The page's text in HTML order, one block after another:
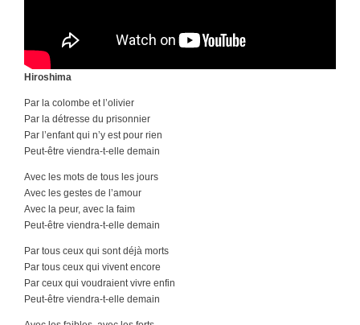
Hiroshima
Par la colombe et l’olivier
Par la détresse du prisonnier
Par l’enfant qui n’y est pour rien
Peut-être viendra-t-elle demain
Avec les mots de tous les jours
Avec les gestes de l’amour
Avec la peur, avec la faim
Peut-être viendra-t-elle demain
Par tous ceux qui sont déjà morts
Par tous ceux qui vivent encore
Par ceux qui voudraient vivre enfin
Peut-être viendra-t-elle demain